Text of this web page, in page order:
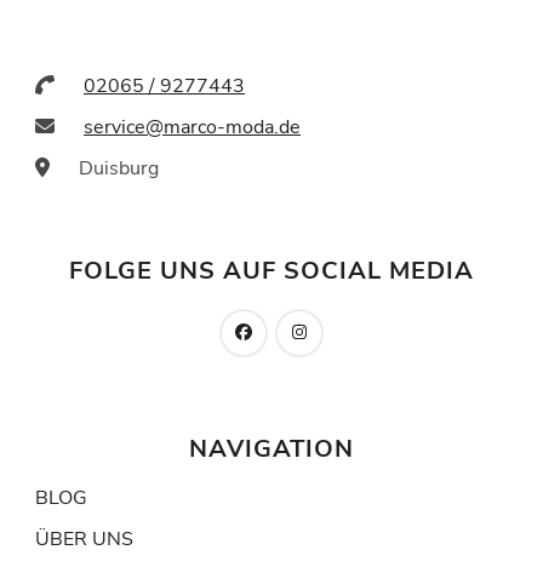
02065 / 9277443
service@marco-moda.de
Duisburg
FOLGE UNS AUF SOCIAL MEDIA
NAVIGATION
BLOG
ÜBER UNS